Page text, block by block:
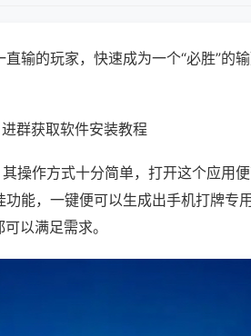
输的玩家，快速成为一个“必胜”的
群获取软件安装教程
操作方式十分简单，打开这个应用
能，一键便可以生成出手机打牌专
以满足需求。